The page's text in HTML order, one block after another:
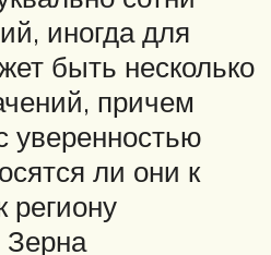
иногда для
быть несколько
причем
уверенностью
ли они к
региону
Зерна